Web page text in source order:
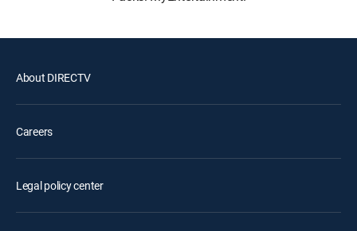
About DIRECTV
Careers
Legal policy center